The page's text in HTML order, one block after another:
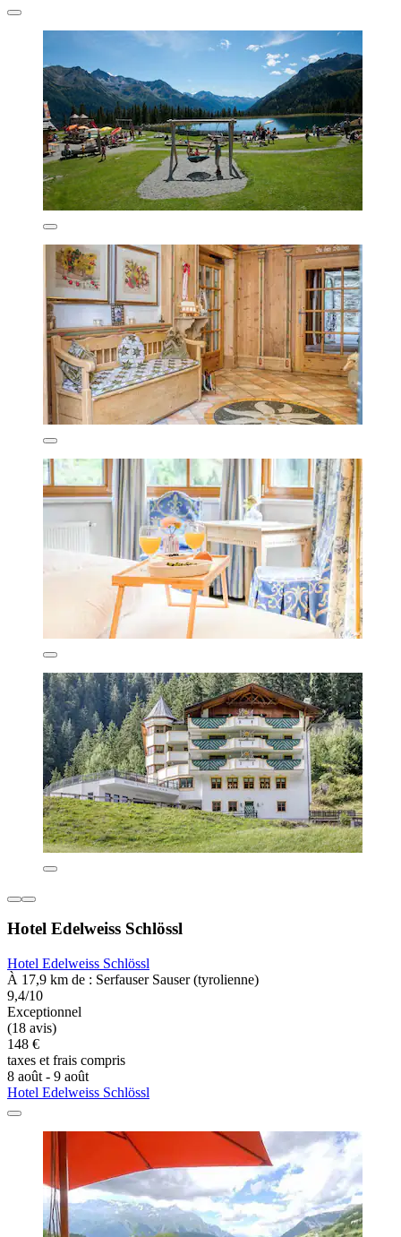
Hotel Edelweiss Schlössl
Hotel Edelweiss Schlössl
À 17,9 km de : Serfauser Sauser (tyrolienne)
9,4/10
Exceptionnel
(18 avis)
148 €
taxes et frais compris
8 août - 9 août
Hotel Edelweiss Schlössl